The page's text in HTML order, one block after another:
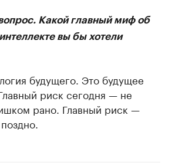
Какой главный миф об
вы бы хотели
будущего. Это будущее
риск сегодня — не
рано. Главный риск —